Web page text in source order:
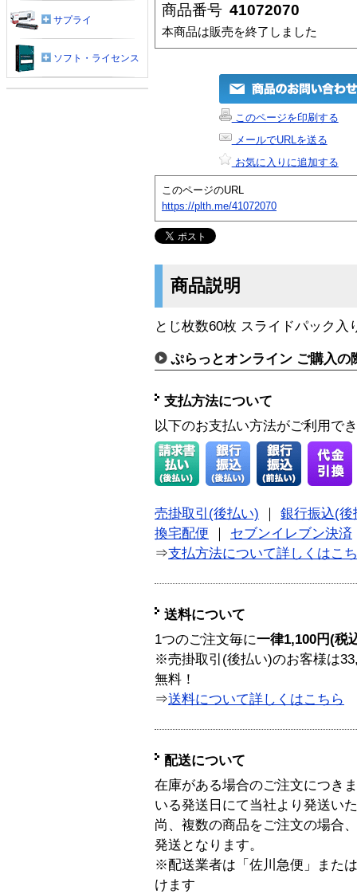
商品番号 41072070
本商品は販売を終了しました
このページを印刷する
メールでURLを送る
お気に入りに追加する
このページのURL
https://plth.me/41072070
商品説明
とじ枚数60枚 スライドパック入
ぷらっとオンライン ご購入の
支払方法について
以下のお支払い方法がご利用で
売掛取引(後払い)
銀行振込(後
換宅配便
セブンイレブン決済
⇒支払方法について詳しくはこ
送料について
1つのご注文毎に一律1,100円(税
※売掛取引(後払い)のお客様は
無料！
⇒送料について詳しくはこちら
配送について
在庫がある場合のご注文につき
いる発送日にて当社より発送い
尚、複数の商品をご注文の場合
発送となります。
※配送業者は「佐川急便」また
けます
サプライ
ソフト・ライセンス